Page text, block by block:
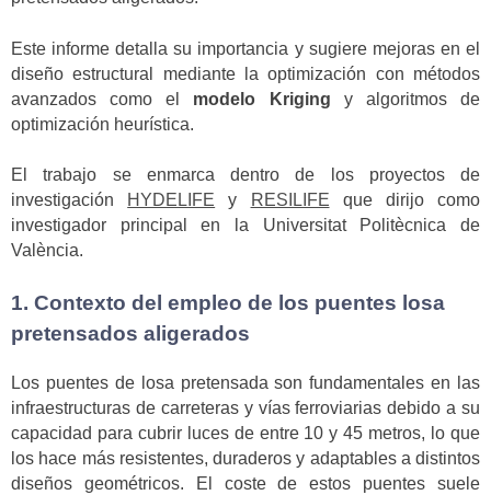
Este informe detalla su importancia y sugiere mejoras en el
diseño estructural mediante la optimización con métodos
avanzados como el modelo Kriging y algoritmos de
optimización heurística.
El trabajo se enmarca dentro de los proyectos de
investigación
HYDELIFE y RESILIFE que dirijo como
investigador principal en la Universitat Politècnica de
València.
1. Contexto del empleo de los puentes losa
pretensados aligerados
Los puentes de losa pretensada son fundamentales en las
infraestructuras de carreteras y vías ferroviarias debido a su
capacidad para cubrir luces de entre 10 y 45 metros, lo que
los hace más resistentes, duraderos y adaptables a distintos
diseños geométricos. El coste de estos puentes suele